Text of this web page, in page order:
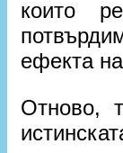
които
ефекта
Отново,